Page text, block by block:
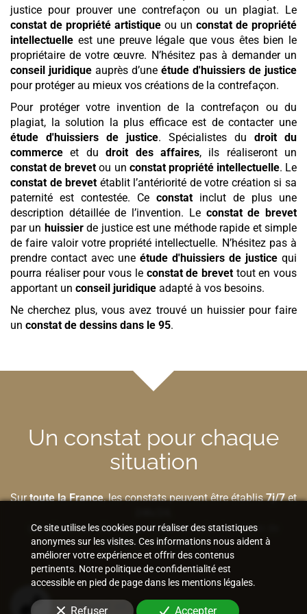
justice pour prouver une contrefaçon ou un plagiat. Le
constat de propriété artistique ou un constat de propriété
intellectuelle est une preuve légale que vous êtes bien le
propriétaire de votre œuvre. N’hésitez pas à demander un
conseil juridique auprès d’une étude d'huissiers de justice
pour protéger au mieux vos créations de la contrefaçon.
Pour protéger votre invention de la contrefaçon ou du
plagiat, la solution la plus efficace est de contacter une
étude d'huissiers de justice. Spécialistes du droit du
commerce et dudroit des affaires, ils réaliseront un
constat de brevet ou un constat propriété intellectuelle. Le
constat de brevet établit l’antériorité de votre création si sa
paternité est contestée. Ce constat inclut de plus une
description détaillée de l’invention. Le constat de brevet
par un huissierde justice est une méthode rapide et simple
de faire valoir votre propriété intellectuelle. N’hésitez pas à
prendre contact avec une étude d'huissiers de justice qui
pourra réaliser pour vous le constat de brevettout en vous
apportant un conseil juridique adapté à vos besoins.
Ne cherchez plus, vous avez trouvé un huissier pour faire
un constat de dessins dans le 95.
Un constat pour chaque
situation
Surtoute la France, les constats peuvent être établis7j/7et
sur place,sur siteoupar Internetselon la nature de
l'élément à préserver.
Bâtiment et construction
Ce site utilise les cookies pour réaliser des statistiques
anonymes sur les visites. Ces informations nous aident à
améliorer votre expérience et offrir des contenus
pertinents. Notre politique de confidentialité est
accessible en pied de page dans les mentions légales.
Refuser Accepter